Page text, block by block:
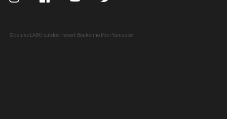
©deluxs LABO outdoor resort Boukenno Mori Yamazoe